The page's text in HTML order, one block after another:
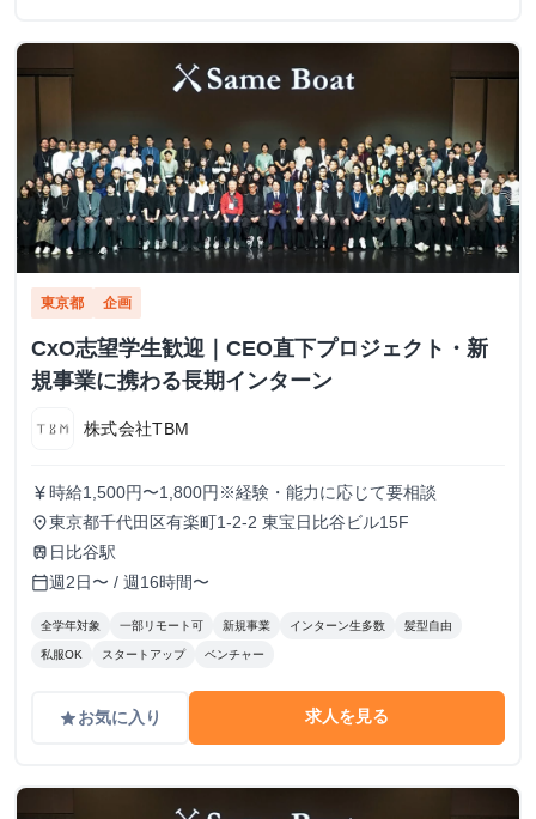
東京都 企画
CxO志望学生歓迎｜CEO直下プロジェクト・新
規事業に携わる長期インターン
株式会社TBM
currency_yen 時給1,500円〜1,800円※経験・能力に応じて要相談
place東京都千代田区有楽町1-2-2 東宝日比谷ビル15F
train 日比谷駅
calendar_today週2日〜 / 週16時間〜
全学年対象 一部リモート可 新規事業 インターン生多数 髪型自由
私服OK スタートアップ ベンチャー
gradeお気に入り 求人を見る